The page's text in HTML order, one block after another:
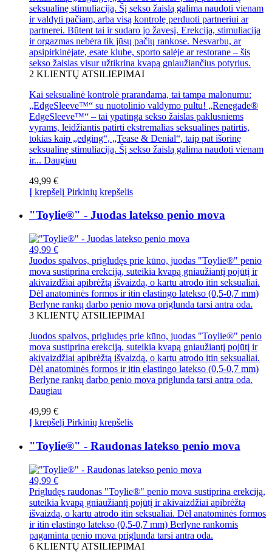
seksualinę stimuliaciją. Šį sekso žaislą galima naudoti vienam
ir valdyti pačiam, arba visą kontrolę perduoti partneriui ar
partnerei. Būtent tai ir sudaro jo žavesį. Erekcija, stimuliacija
ir orgazmas nebėra tik jūsų pačių rankose. Nesvarbu, ar
apsipirkinėjate, esate klube, sporto salėje ar restorane – šis
sekso žaislas visur užtikrina kvapą gniaužiančius potyrius.
2 KLIENTŲ ATSILIEPIMAI
Kai seksualinė kontrolė prarandama, tai tampa malonumu:
„EdgeSleeve™“ su nuotolinio valdymo pultu! „Renegade®
EdgeSleeve™“ – tai ypatinga sekso žaislas paklusniems
vyrams, leidžiantis patirti ekstremalias seksualines patirtis,
tokias kaip „edging“, „Tease & Denial“, taip pat išorinę
seksualinę stimuliaciją. Šį sekso žaislą galima naudoti vienam
ir... Daugiau
49,99 €
Į krepšelį Pirkinių krepšelis
"Toylie®" - Juodas latekso penio mova
49,99 €
Juodos spalvos, prigludęs prie kūno, juodas "Toylie®" penio
mova sustiprina erekciją, suteikia kvapą gniaužiantį pojūtį ir
akivaizdžiai apibrėžtą išvaizdą, o kartu atrodo itin seksualiai.
Dėl anatominės formos ir itin elastingo latekso (0,5-0,7 mm)
Berlyne rankų darbo penio mova priglunda tarsi antra oda.
3 KLIENTŲ ATSILIEPIMAI
Juodos spalvos, prigludęs prie kūno, juodas "Toylie®" penio
mova sustiprina erekciją, suteikia kvapą gniaužiantį pojūtį ir
akivaizdžiai apibrėžtą išvaizdą, o kartu atrodo itin seksualiai.
Dėl anatominės formos ir itin elastingo latekso (0,5-0,7 mm)
Berlyne rankų darbo penio mova priglunda tarsi antra oda.
Daugiau
49,99 €
Į krepšelį Pirkinių krepšelis
"Toylie®" - Raudonas latekso penio mova
49,99 €
Prigludęs raudonas "Toylie®" penio mova sustiprina erekciją,
suteikia kvapą gniaužiantį pojūtį ir akivaizdžiai apibrėžtą
išvaizdą, o kartu atrodo itin seksualiai. Dėl anatominės formos
ir itin elastingo latekso (0,5-0,7 mm) Berlyne rankomis
pagaminta penio mova priglunda tarsi antra oda.
6 KLIENTŲ ATSILIEPIMAI